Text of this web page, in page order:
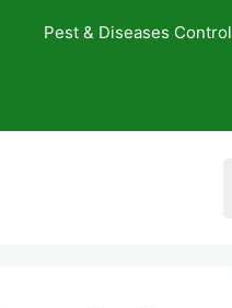
Pest & Diseases Control